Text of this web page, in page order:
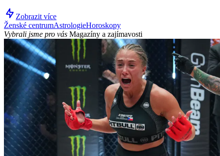
Zobrazit více
Ženské centrumAstrologieHoroskopy
Vybrali jsme pro vás Magazíny a zajímavosti